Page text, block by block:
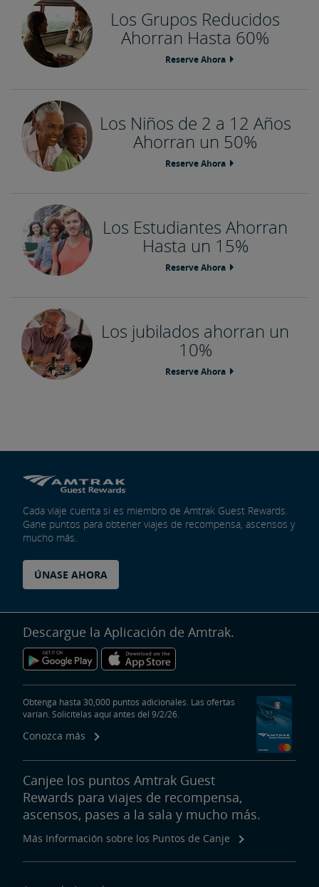
Los Grupos Reducidos
Ahorran Hasta 60%
Reserve Ahora
Los Niños de 2 a 12 Años
Ahorran un 50%
Reserve Ahora
Los Estudiantes Ahorran
Hasta un 15%
Reserve Ahora
Los jubilados ahorran un
10%
Reserve Ahora
Cada viaje cuenta si es miembro de Amtrak Guest Rewards.
Gane puntos para obtener viajes de recompensa, ascensos y
mucho más.
ÚNASE AHORA
Descargue la Aplicación de Amtrak.
Obtenga hasta 30,000 puntos adicionales. Las ofertas
varían. Solicítelas aquí antes del 9/2/26.
Conozca más
Canjee los puntos Amtrak Guest
Rewards para viajes de recompensa,
ascensos, pases a la sala y mucho más.
Más Información sobre los Puntos de Canje